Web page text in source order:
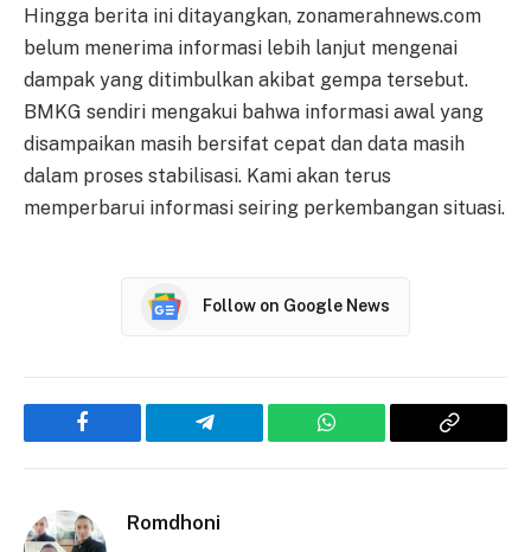
Hingga berita ini ditayangkan, zonamerahnews.com
belum menerima informasi lebih lanjut mengenai
dampak yang ditimbulkan akibat gempa tersebut.
BMKG sendiri mengakui bahwa informasi awal yang
disampaikan masih bersifat cepat dan data masih
dalam proses stabilisasi. Kami akan terus
memperbarui informasi seiring perkembangan situasi.
Follow on Google News
Facebook Telegram WhatsApp
Copy
Romdhoni